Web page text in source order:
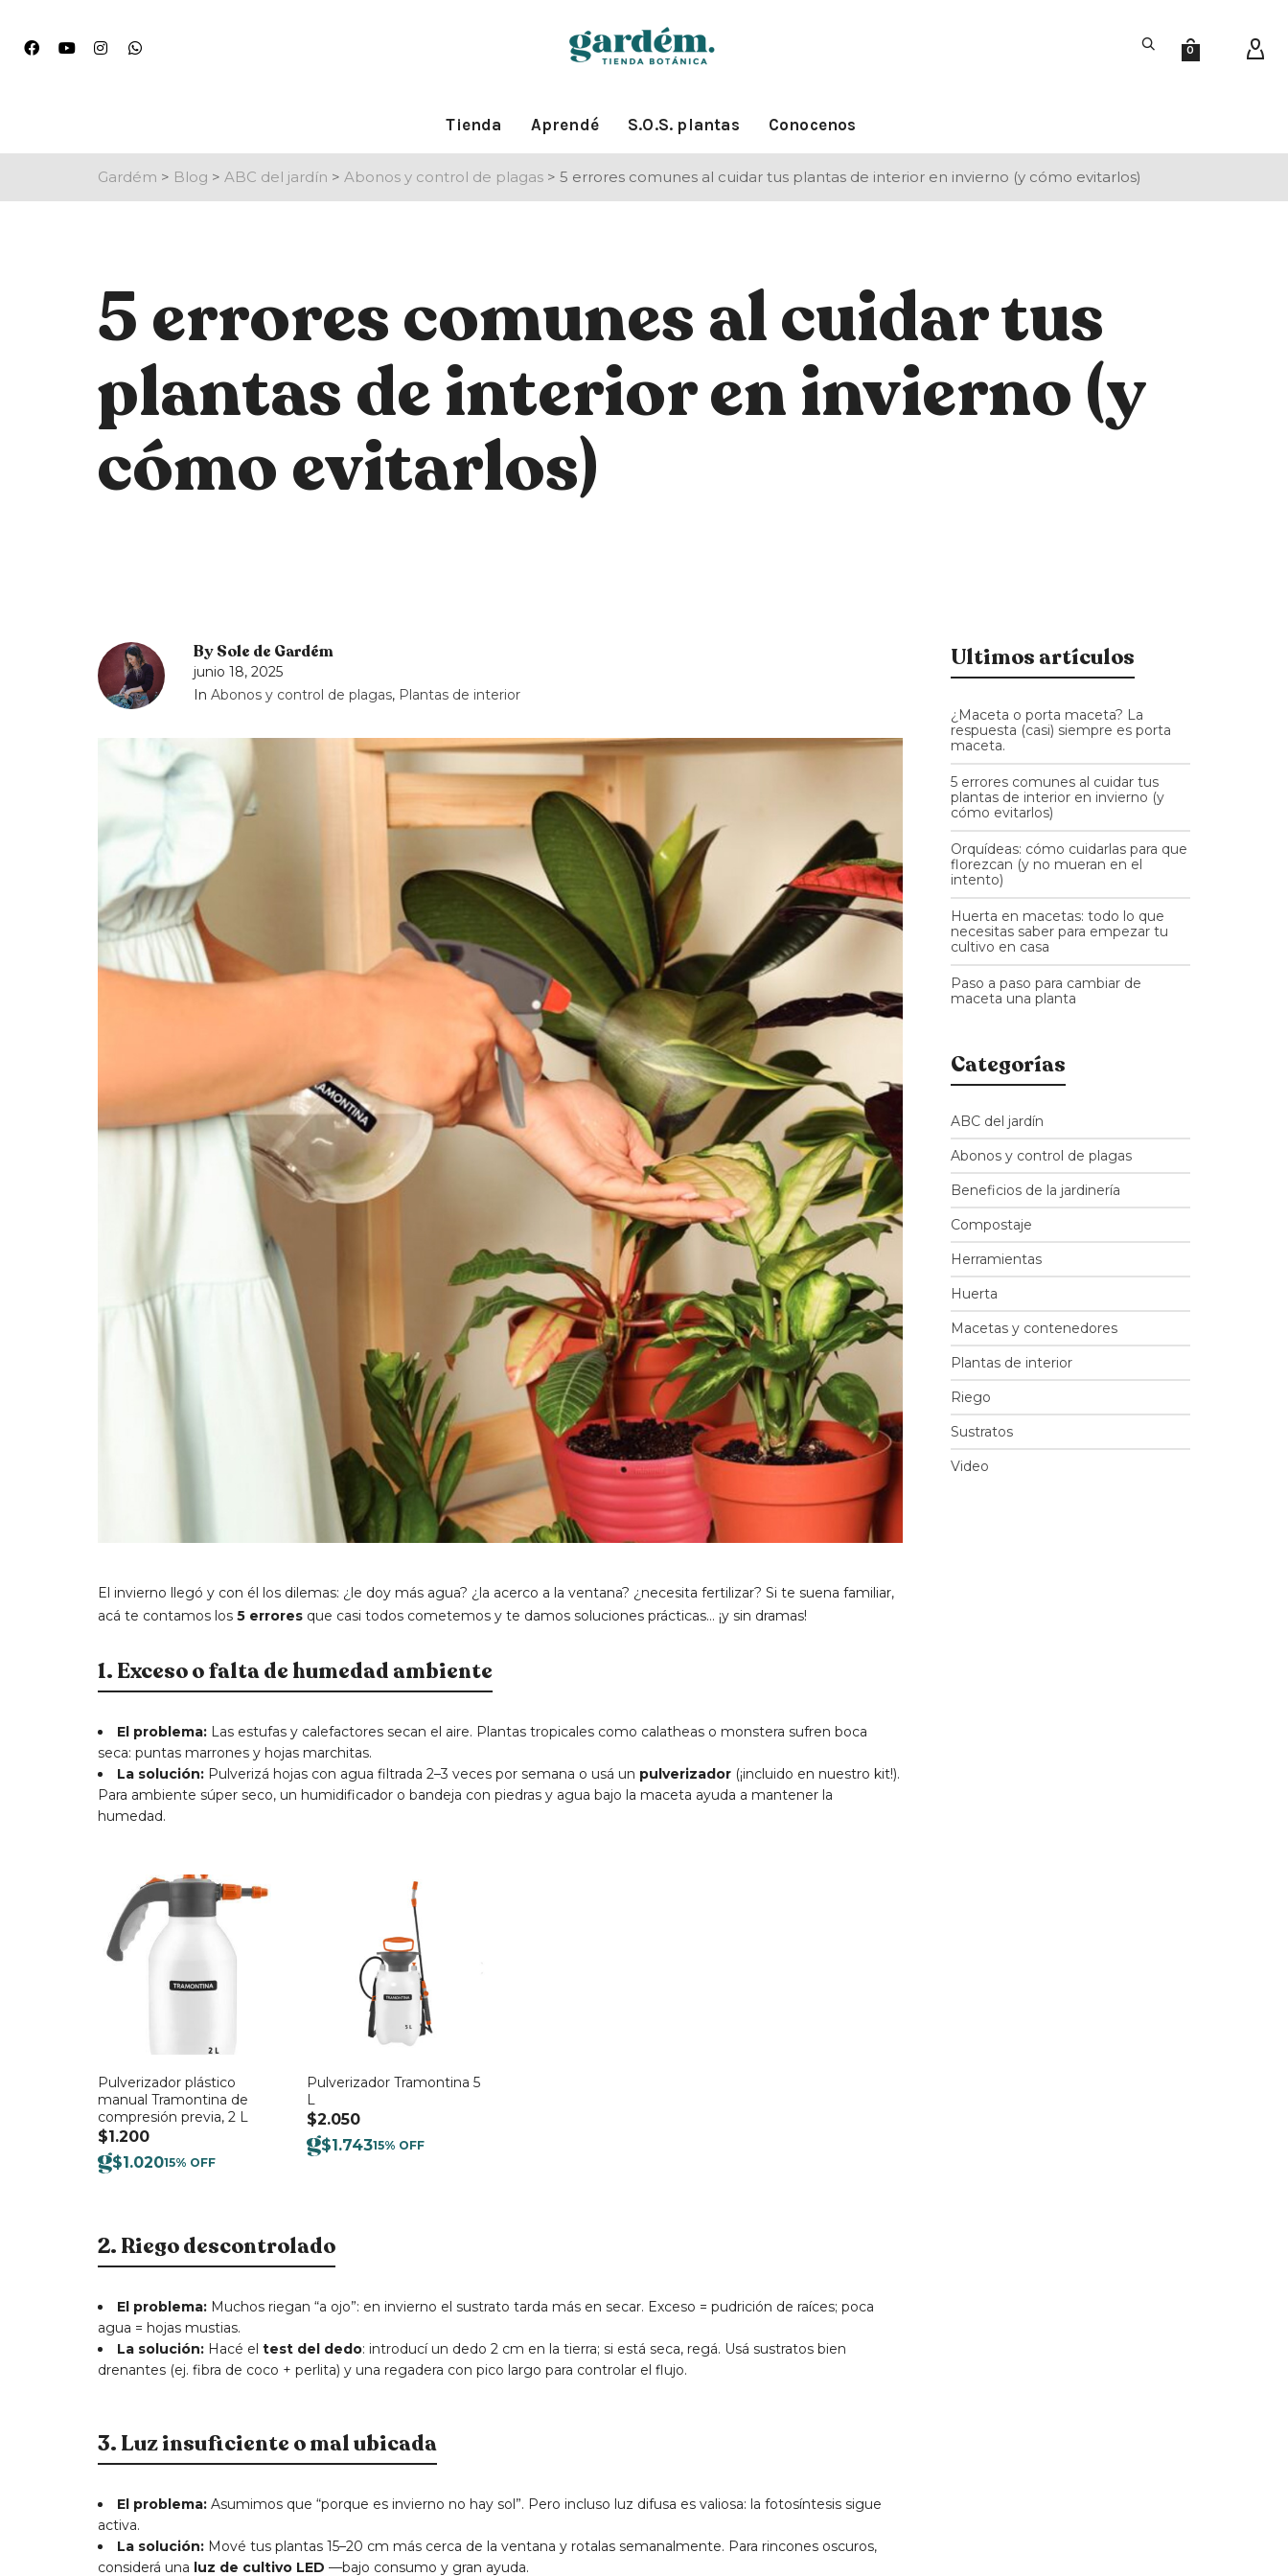
0
Tienda Aprendé S.O.S. plantas Conocenos
Gardém > Blog > ABC del jardín > Abonos y control de plagas > 5 errores comunes al cuidar tus plantas de interior en invierno (y cómo evitarlos)
5 errores comunes al cuidar tus
plantas de interior en invierno (y
cómo evitarlos)
BySole de Gardém
junio 18, 2025
In Abonos y control de plagas, Plantas de interior
El invierno llegó y con él los dilemas: ¿le doy más agua? ¿la acerco a la ventana? ¿necesita fertilizar? Si te suena familiar,
acá te contamos los 5 errores que casi todos cometemos y te damos soluciones prácticas… ¡y sin dramas!
1. Exceso o falta de humedad ambiente
El problema: Las estufas y calefactores secan el aire. Plantas tropicales como calatheas o monstera sufren boca
seca: puntas marrones y hojas marchitas.
La solución: Pulverizá hojas con agua filtrada 2–3 veces por semana o usá un pulverizador (¡incluido en nuestro kit!).
Para ambiente súper seco, un humidificador o bandeja con piedras y agua bajo la maceta ayuda a mantener la
humedad.
Pulverizador plástico
manual Tramontina de
compresión previa, 2 L
$1.200
$1.02015% OFF
Pulverizador Tramontina 5
L
$2.050
$1.74315% OFF
2. Riego descontrolado
El problema: Muchos riegan “a ojo”: en invierno el sustrato tarda más en secar. Exceso = pudrición de raíces; poca
agua = hojas mustias.
La solución: Hacé el test del dedo: introducí un dedo 2 cm en la tierra; si está seca, regá. Usá sustratos bien
drenantes (ej. fibra de coco + perlita) y una regadera con pico largo para controlar el flujo.
3. Luz insuficiente o mal ubicada
El problema: Asumimos que “porque es invierno no hay sol”. Pero incluso luz difusa es valiosa: la fotosíntesis sigue
activa.
La solución: Mové tus plantas 15–20 cm más cerca de la ventana y rotalas semanalmente. Para rincones oscuros,
considerá una luz de cultivo LED —bajo consumo y gran ayuda.
Ultimos artículos
¿Maceta o porta maceta? La
respuesta (casi) siempre es porta
maceta.
5 errores comunes al cuidar tus
plantas de interior en invierno (y
cómo evitarlos)
Orquídeas: cómo cuidarlas para que
florezcan (y no mueran en el
intento)
Huerta en macetas: todo lo que
necesitas saber para empezar tu
cultivo en casa
Paso a paso para cambiar de
maceta una planta
Categorías
ABC del jardín
Abonos y control de plagas
Beneficios de la jardinería
Compostaje
Herramientas
Huerta
Macetas y contenedores
Plantas de interior
Riego
Sustratos
Video